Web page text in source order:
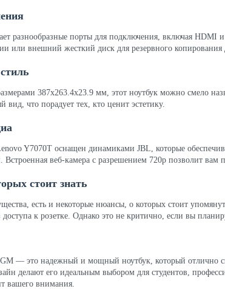
разнообразные порты для подключения, включая HDMI
или внешний жесткий диск для резервного
387x263.4x23.9 мм, этот ноутбук можно смело
вид, что порадует тех, кто ценит эстетику.
Y7070T оснащен динамиками JBL, которые
веб-камера с разрешением 720p позволит вам
стоит знать
есть и некоторые нюансы, о которых стоит
доступа к розетке. Однако это не критично, если вы
— это надежный и мощный ноутбук, который отлично
делают его идеальным выбором для студентов,
вашего внимания.